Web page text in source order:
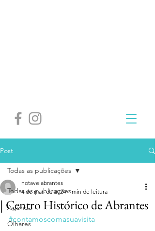
Post
Todas as publicações
Agenda
Olhares
Todas as publicações
| Centro Histórico de Abrantes
notavelabrantes
4 de mar. de 2024 1 min de leitura
#contamoscomasuavisita